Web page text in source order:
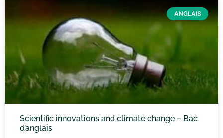
ANGLAIS
Scientific innovations and climate change – Bac
d’anglais